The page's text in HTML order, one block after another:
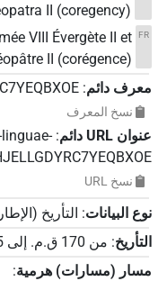
II (coregency)
FR
VIII Évergète II et
II (corégence)
معرف دائم:
نسخ المعرف
عنوان‏ ‏URL‏ دائم :
نسخ‏ ‏URL
نوع البيانات: التأريخ
التأريخ: من 170 ق.م. إلى
مسار (مسارات) هرمية: